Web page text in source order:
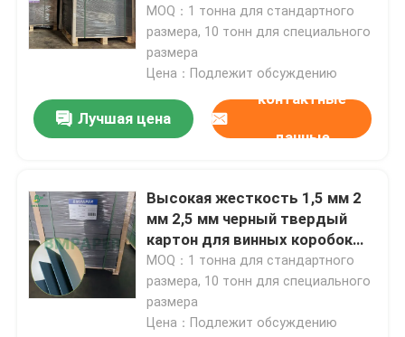
Главная страница
Продукция
О Компании
Наша фабрика
контроль качества
упаковочных коробок
MOQ：1 тонна для стандартного
размера, 10 тонн для специального
размера
Цена：Подлежит обсуждению
Лучшая цена
контактные
данные
Высокая жесткость 1,5 мм 2
мм 2,5 мм черный твердый
картон для винных коробок
премиум-класса
MOQ：1 тонна для стандартного
размера, 10 тонн для специального
размера
Цена：Подлежит обсуждению